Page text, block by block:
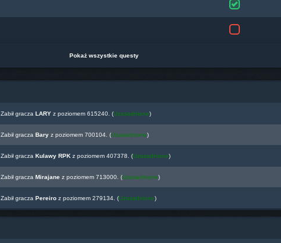
Pokaż wszystkie questy
Zabił gracza LARYz poziomem 615240. (Uzasadnione)
Zabił gracza Baryz poziomem 700104. (Uzasadnione)
Zabił gracza Kulawy RPKz poziomem 407378. (Uzasadnione)
Zabił gracza Mirajanez poziomem 713000. (Uzasadnione)
Zabił gracza Pereiroz poziomem 279134. (Uzasadnione)